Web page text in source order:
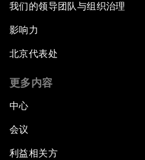
我们的领导团队与组织治理
影响力
北京代表处
更多内容
中心
会议
利益相关方